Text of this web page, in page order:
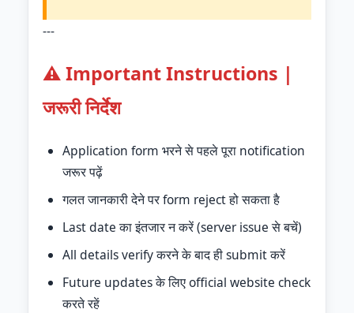
---
⚠️ Important Instructions |
जरूरी निर्देश
Application form भरने से पहले पूरा notification
जरूर पढ़ें
गलत जानकारी देने पर form reject हो सकता है
Last date का इंतजार न करें (server issue से बचें)
All details verify करने के बाद ही submit करें
Future updates के लिए official website check
करते रहें